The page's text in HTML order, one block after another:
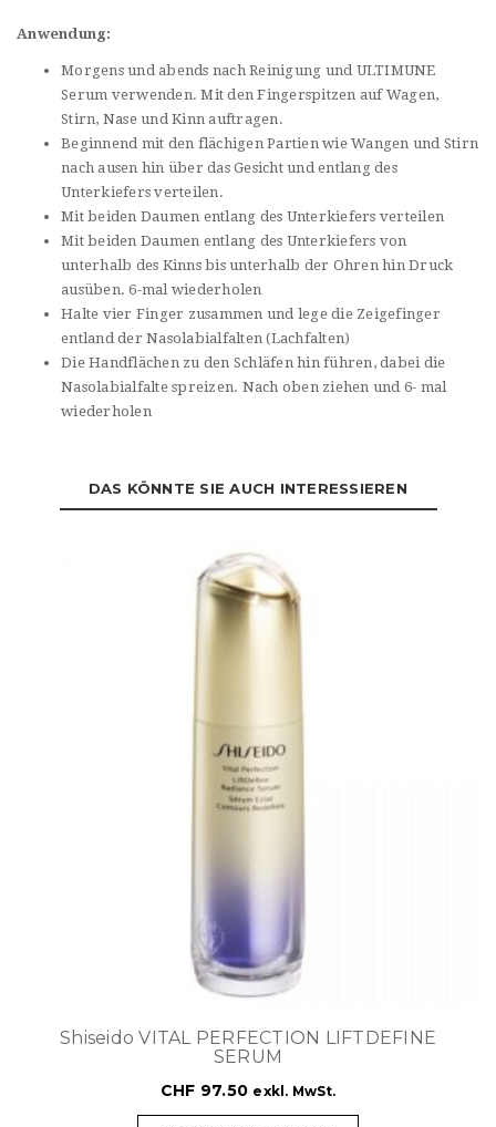
Anwendung:
Morgens und abends nach Reinigung und ULTIMUNE
Serum verwenden. Mit den Fingerspitzen auf Wagen,
Stirn, Nase und Kinn auftragen.
Beginnend mit den flächigen Partien wie Wangen und Stirn
nach ausen hin über das Gesicht und entlang des
Unterkiefers verteilen.
Mit beiden Daumen entlang des Unterkiefers verteilen
Mit beiden Daumen entlang des Unterkiefers von
unterhalb des Kinns bis unterhalb der Ohren hin Druck
ausüben. 6-mal wiederholen
Halte vier Finger zusammen und lege die Zeigefinger
entland der Nasolabialfalten (Lachfalten)
Die Handflächen zu den Schläfen hin führen, dabei die
Nasolabialfalte spreizen. Nach oben ziehen und 6- mal
wiederholen
DAS KÖNNTE SIE AUCH INTERESSIEREN
Shiseido VITAL PERFECTION LIFTDEFINE
SERUM
CHF 97.50 exkl. MwSt.